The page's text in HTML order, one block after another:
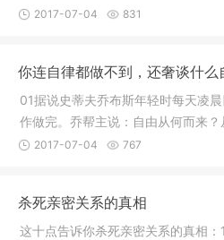
两年家教
2017-07-04 831
你连自律都做不到，还奢谈什么
01据说史蒂夫乔布斯年轻时每天凌
作做完。乔帮主说：自由从何而来
律来。自
2017-07-04 767
杀死亲密关系的真相
这十点告诉你杀死亲密关系的真相：